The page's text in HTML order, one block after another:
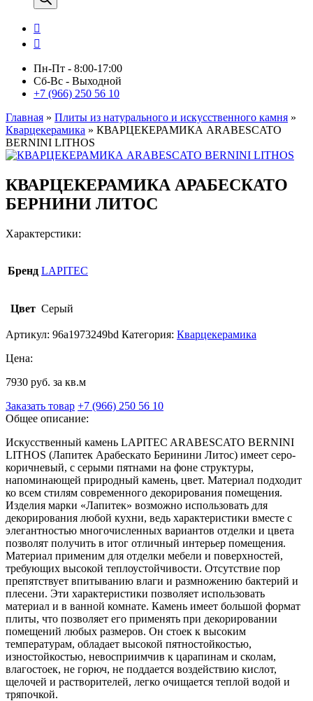
Пн-Пт - 8:00-17:00
Сб-Вс - Выходной
+7 (966) 250 56 10
Главная » Плиты из натурального и искусственного камня »
Кварцекерамика » КВАРЦЕКЕРАМИКА ARABESCATO
BERNINI LITHOS
КВАРЦЕКЕРАМИКА АРАБЕСКАТО
БЕРНИНИ ЛИТОС
Характерстики:
Бренд LAPITEC
Цвет Серый
Артикул: 96a1973249bd Категория: Кварцекерамика
Цена:
7930 руб. за кв.м
Заказать товар +7 (966) 250 56 10
Общее описание:
Искусственный камень LAPITEC ARABESCATO BERNINI
LITHOS (Лапитек Арабескато Беринини Литос) имеет серо-
коричневый, с серыми пятнами на фоне структуры,
напоминающей природный камень, цвет. Материал подходит
ко всем стилям современного декорирования помещения.
Изделия марки «Лапитек» возможно использовать для
декорирования любой кухни, ведь характеристики вместе с
элегантностью многочисленных вариантов отделки и цвета
позволят получить в итог отличный интерьер помещения.
Материал применим для отделки мебели и поверхностей,
требующих высокой теплоустойчивости. Отсутствие пор
препятствует впитыванию влаги и размножению бактерий и
плесени. Эти характеристики позволяет использовать
материал и в ванной комнате. Камень имеет большой формат
плиты, что позволяет его применять при декорировании
помещений любых размеров. Он стоек к высоким
температурам, обладает высокой пятностойкостью,
изностойкостью, невосприимчив к царапинам и сколам,
влагостоек, не горюч, не поддается воздействию кислот,
щелочей и растворителей, легко очищается теплой водой и
тряпочкой.